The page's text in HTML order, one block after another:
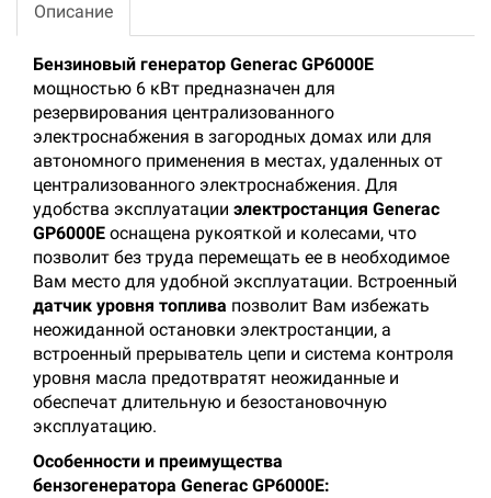
Описание
Бензиновый генератор Generac GP6000E
мощностью 6 кВт предназначен для
резервирования централизованного
электроснабжения в загородных домах или для
автономного применения в местах, удаленных от
централизованного электроснабжения. Для
удобства эксплуатации электростанция Generac
GP6000E оснащена рукояткой и колесами, что
позволит без труда перемещать ее в необходимое
Вам место для удобной эксплуатации. Встроенный
датчик уровня топлива позволит Вам избежать
неожиданной остановки электростанции, а
встроенный прерыватель цепи и система контроля
уровня масла предотвратят неожиданные и
обеспечат длительную и безостановочную
эксплуатацию.
Особенности и преимущества
бензогенератора Generac GP6000E: